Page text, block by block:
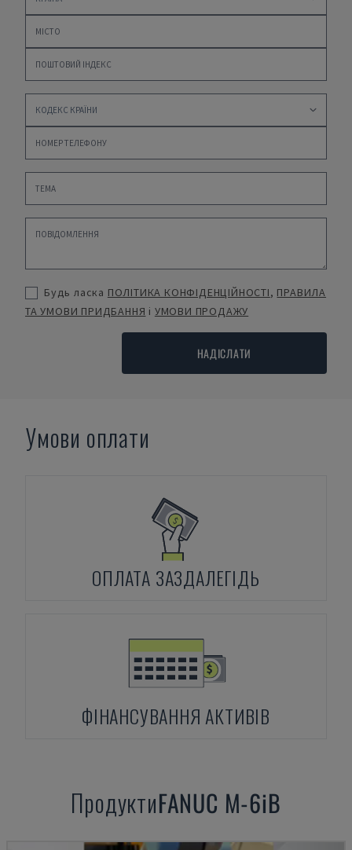
Будь ласка ПОЛІТИКА КОНФІДЕНЦІЙНОСТІ, ПРАВИЛА
ТА УМОВИ ПРИДБАННЯ і УМОВИ ПРОДАЖУ
НАДІСЛАТИ
Умови оплати
ОПЛАТА ЗАЗДАЛЕГІДЬ
ФІНАНСУВАННЯ АКТИВІВ
ПродуктиFANUC M-6iB